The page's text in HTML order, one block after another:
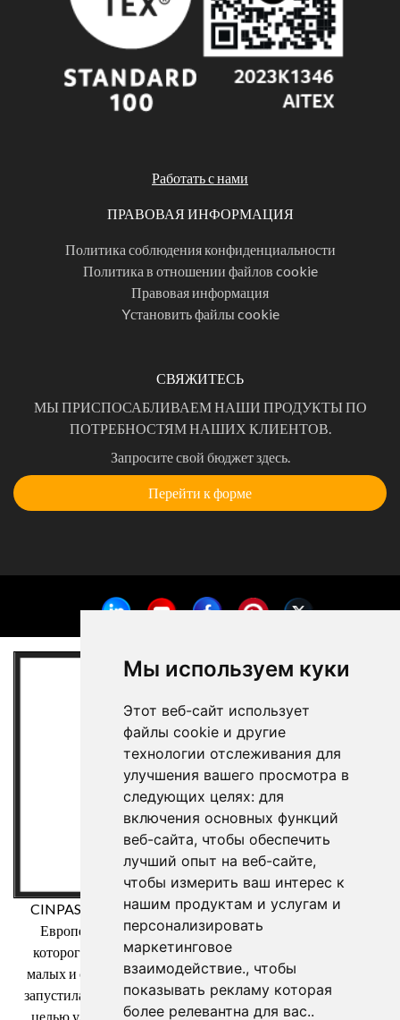
Мы используем куки
Этот веб-сайт использует
файлы cookie и другие
технологии отслеживания для
улучшения вашего просмотра в
следующих целях: для
включения основных функций
веб-сайта, чтобы обеспечить
лучший опыт на веб-сайте,
чтобы измерить ваш интерес к
нашим продуктам и услугам и
персонализировать
маркетинговое
взаимодействие., чтобы
показывать рекламу которая
более релевантна для вас..
Работать с нами
ПРАВОВАЯ ИНФОРМАЦИЯ
Политика соблюдения конфиденциальности
Политика в отношении файлов cookie
Правовая информация
Yстановить файлы cookie
СВЯЖИТЕСЬ
МЫ ПРИСПОСАБЛИВАЕМ НАШИ ПРОДУКТЫ ПО
ПОТРЕБНОСТЯМ НАШИХ КЛИЕНТОВ.
Запросите свой бюджет здесь.
Перейти к форме
CINPASA Cintas y Pasamanería SA была бенефициаром
Европейского фонда регионального развития, целью
которого является повышение конкурентоспособности
малых и средних предприятий, и благодаря которому она
запустила Международный план цифрового маркетинга с
целью улучшения своего онлайн-позиционирования на